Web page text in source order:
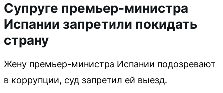
Супруге премьер-министра
Испании запретили покидать
страну
Жену премьер-министра Испании подозревают
в коррупции, суд запретил ей выезд.